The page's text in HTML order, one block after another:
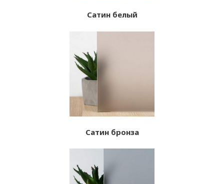
Сатин белый
Сатин бронза